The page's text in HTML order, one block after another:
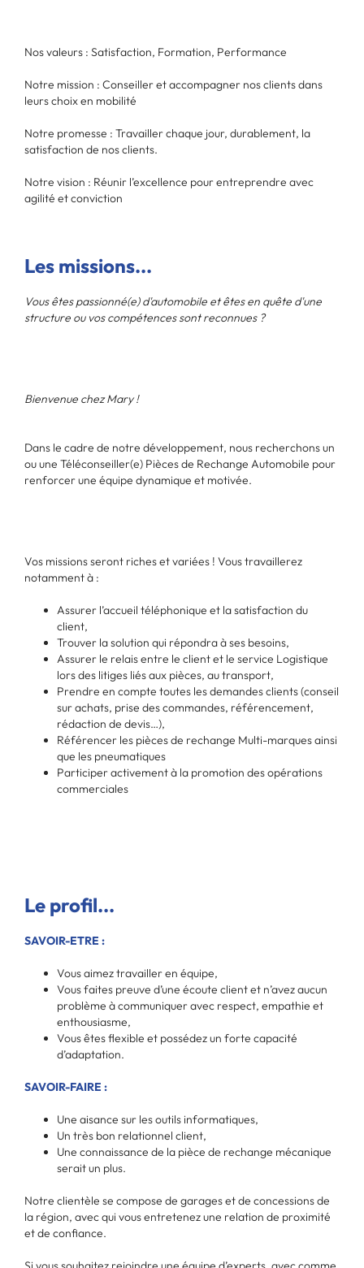
Nos valeurs : Satisfaction, Formation, Performance
Notre mission : Conseiller et accompagner nos clients dans
leurs choix en mobilité
Notre promesse : Travailler chaque jour, durablement, la
satisfaction de nos clients.
Notre vision : Réunir l’excellence pour entreprendre avec
agilité et conviction
Les missions...
Vous êtes passionné(e) d'automobile et êtes en quête d'une
structure ou vos compétences sont reconnues ?
Bienvenue chez Mary !
Dans le cadre de notre développement, nous recherchons un
ou une Téléconseiller(e) Pièces de Rechange Automobile pour
renforcer une équipe dynamique et motivée.
Vos missions seront riches et variées ! Vous travaillerez
notamment à :
Assurer l’accueil téléphonique et la satisfaction du
client,
Trouver la solution qui répondra à ses besoins,
Assurer le relais entre le client et le service Logistique
lors des litiges liés aux pièces, au transport,
Prendre en compte toutes les demandes clients (conseil
sur achats, prise des commandes, référencement,
rédaction de devis…),
Référencer les pièces de rechange Multi-marques ainsi
que les pneumatiques
Participer activement à la promotion des opérations
commerciales
Le profil...
SAVOIR-ETRE :
Vous aimez travailler en équipe,
Vous faites preuve d’une écoute client et n’avez aucun
problème à communiquer avec respect, empathie et
enthousiasme,
Vous êtes flexible et possédez un forte capacité
d’adaptation.
SAVOIR-FAIRE :
Une aisance sur les outils informatiques,
Un très bon relationnel client,
Une connaissance de la pièce de rechange mécanique
serait un plus.
Notre clientèle se compose de garages et de concessions de
la région, avec qui vous entretenez une relation de proximité
et de confiance.